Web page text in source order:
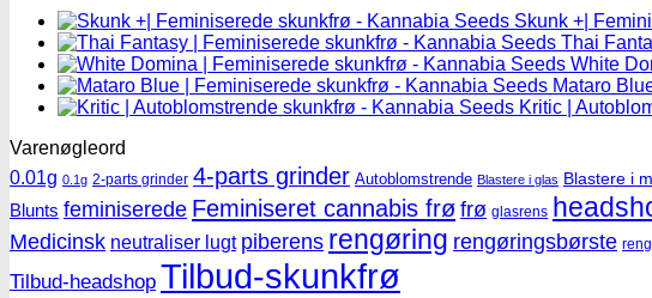
Skunk +|
Thai
White
Mataro
Kritic |
Varenøgleord
0.01g 0.1g 2-parts grinder 4-parts grinder Autoblomstrende Blastere i glas Blastere i
Blunts feminiserede Feminiseret cannabis frø frø glasrens
Medicinsk neutraliser lugt piberens rengøring rengøringsbørste
Tilbud-headshop Tilbud-skunkfrø